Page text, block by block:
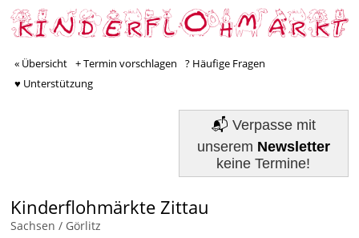
« Übersicht + Termin vorschlagen
? Häufige Fragen
♥ Unterstützung
📬 Verpasse mit
unserem Newsletter
keine Termine!
Kinderflohmärkte Zittau
Sachsen / Görlitz